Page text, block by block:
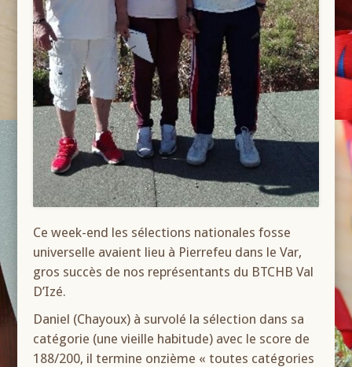
Ce week-end les sélections nationales fosse
universelle avaient lieu à Pierrefeu dans le Var,
gros succès de nos représentants du BTCHB Val
D’Izé.
Daniel (Chayoux) à survolé la sélection dans sa
catégorie (une vieille habitude) avec le score de
188/200, il termine onzième « toutes catégories